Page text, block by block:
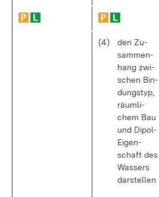
(4)
den Zu­
sam­men­
hang zwi­
schen Bin­
dungs­typ,
räum­li­
chem Bau
und Di­pol-
Ei­gen­
schaft des
Was­sers
dar­stel­len